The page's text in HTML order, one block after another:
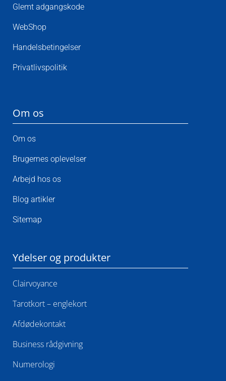
Glemt adgangskode
WebShop
Handelsbetingelser
Privatlivspolitik
Om os
Om os
Brugernes oplevelser
Arbejd hos os
Blog artikler
Sitemap
Ydelser og produkter
Clairvoyance
Tarotkort – englekort
Afdødekontakt​
Business rådgivning
Numerologi